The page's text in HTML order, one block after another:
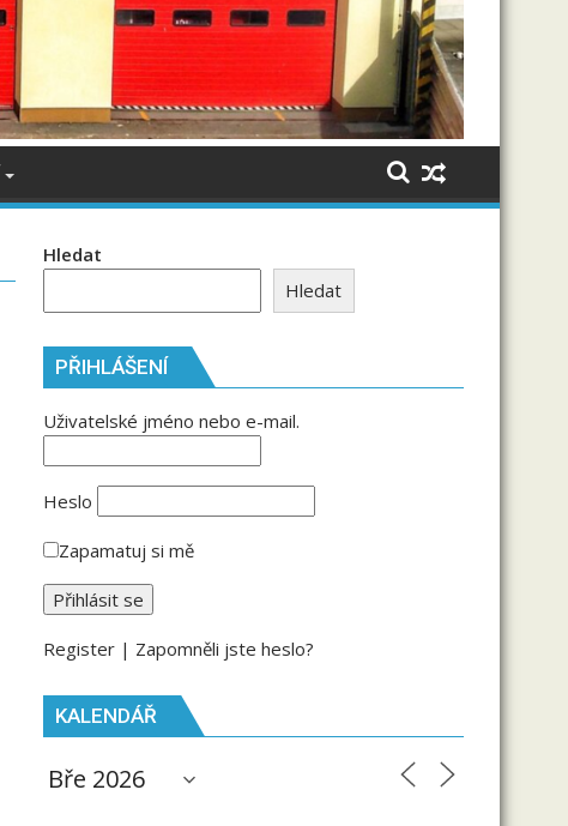
Hledat
Hledat
PŘIHLÁŠENÍ
Uživatelské jméno nebo e-mail.
Heslo
Zapamatuj si mě
Register | Zapomněli jste heslo?
KALENDÁŘ